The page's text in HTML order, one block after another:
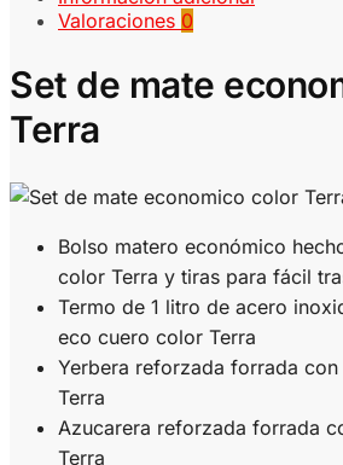
Valoraciones 0
Set de mate
Terra
Bolso matero económico
color Terra y tiras para fácil
Termo de 1 litro de acero
eco cuero color Terra
Yerbera reforzada forrada
Terra
Azucarera reforzada forrada
Terra